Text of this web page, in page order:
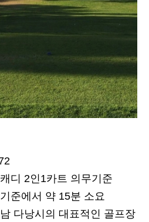
디 2인1카트 의무기준
준에서 약 15분 소요
다낭시의 대표적인 골프장